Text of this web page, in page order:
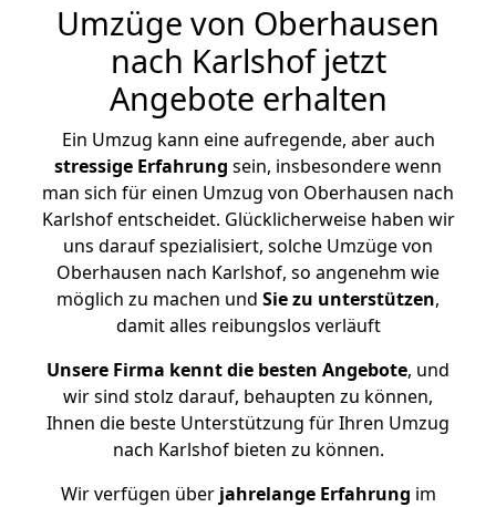
Umzüge von Oberhausen
nach Karlshof jetzt
Angebote erhalten
Ein Umzug kann eine aufregende, aber auch
stressige Erfahrung sein, insbesondere wenn
man sich für einen Umzug von Oberhausen nach
Karlshof entscheidet. Glücklicherweise haben wir
uns darauf spezialisiert, solche Umzüge von
Oberhausen nach Karlshof, so angenehm wie
möglich zu machen und Sie zu unterstützen,
damit alles reibungslos verläuft
Unsere Firma kennt die besten Angebote, und
wir sind stolz darauf, behaupten zu können,
Ihnen die beste Unterstützung für Ihren Umzug
nach Karlshof bieten zu können.
Wir verfügen überjahrelange Erfahrung im